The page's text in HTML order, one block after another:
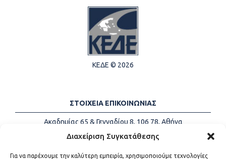
Διαχείριση Συγκατάθεσης
Για να παρέχουμε την καλύτερη εμπειρία, χρησιμοποιούμε τεχνολογίες
ΚΕΔΕ © 2026
ΣΤΟΙΧΕΙΑ ΕΠΙΚΟΙΝΩΝΙΑΣ
Ακαδημίας 65 & Γενναδίου 8, 106 78, Αθήνα
Τηλέφωνα:
+30 213-2147500
Email:
info@kede.gr